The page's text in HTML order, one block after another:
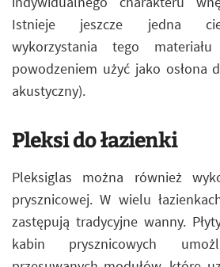
Istnieje jeszcze jedna
wykorzystania tego
powodzeniem użyć jako osłona
akustyczny).
Pleksi do łazienki
Pleksiglas można również
prysznicowej. W wielu
zastępują tradycyjne wanny.
kabin prysznicowych